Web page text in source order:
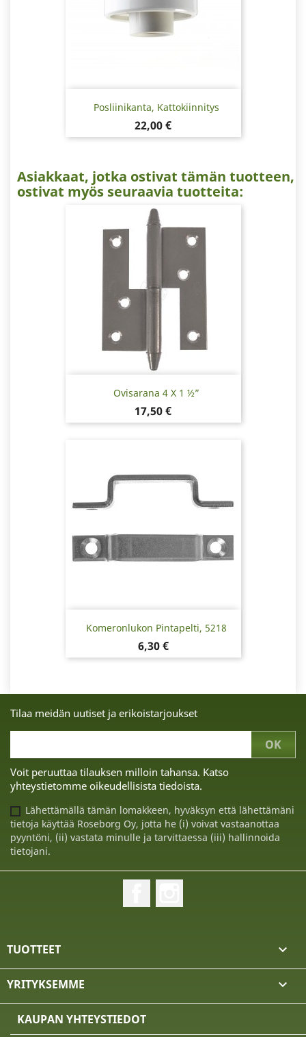
Posliinikanta, Kattokiinnitys
Hinta
22,00 €
Asiakkaat, jotka ostivat tämän tuotteen,
ostivat myös seuraavia tuotteita:
Ovisarana 4 X 1 ½”
Hinta
17,50 €
Komeronlukon Pintapelti, 5218
Hinta
6,30 €
Tilaa meidän uutiset ja erikoistarjoukset
Voit peruuttaa tilauksen milloin tahansa. Katso
yhteystietomme oikeudellisista tiedoista.
Lähettämällä tämän lomakkeen, hyväksyn että lähettämäni
tietoja käyttää Roseborg Oy, jotta he (i) voivat vastaanottaa
pyyntöni, (ii) vastata minulle ja tarvittaessa (iii) hallinnoida
tietojani.
TUOTTEET 
YRITYKSEMME 
KAUPAN YHTEYSTIEDOT